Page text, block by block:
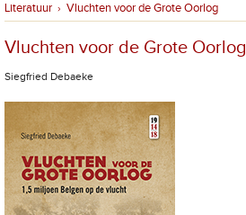
Literatuur › Vluchten voor de Grote Oorlog
Vluchten voor de Grote Oorlog
Siegfried Debaeke